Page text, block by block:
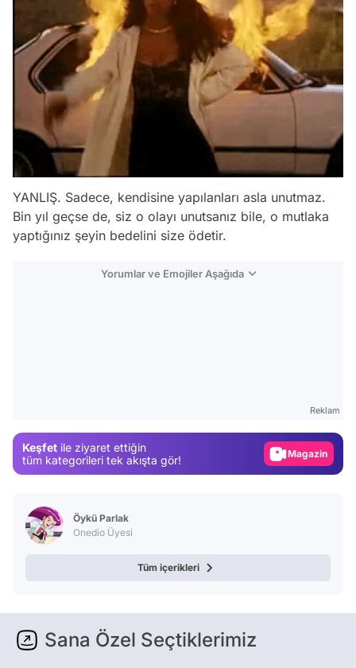
YANLIŞ. Sadece, kendisine yapılanları asla unutmaz.
Bin yıl geçse de, siz o olayı unutsanız bile, o mutlaka
yaptığınız şeyin bedelini size ödetir.
Yorumlar ve Emojiler Aşağıda
Reklam
Keşfet ile ziyaret ettiğin
tüm kategorileri tek akışta gör!
Video
Öykü Parlak
Onedio Üyesi
Tüm içerikleri
Sana Özel Seçtiklerimiz